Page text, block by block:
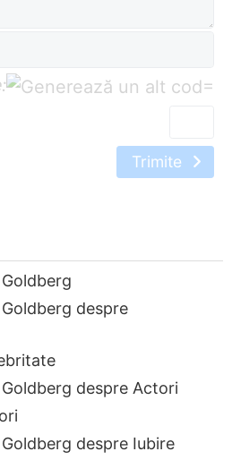
=
Trimite
despre
despre Actori
despre Iubire